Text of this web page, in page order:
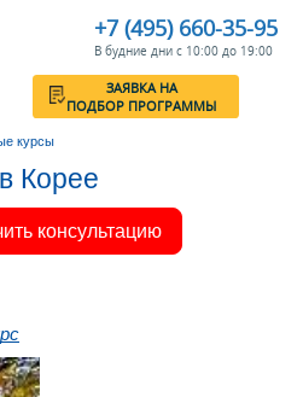
+7 (495) 660-35-95
В будние дни с 10:00 до 19:00
ЗАЯВКА НА
ПОДБОР ПРОГРАММЫ
курсы
Корее
консультацию